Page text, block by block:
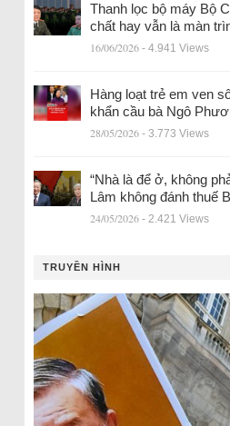
Thanh lọc bộ máy Bộ
chất hay vẫn là màn
16/06/2026 - 4.941 Views
Hàng loạt trẻ em ven
khẩn cầu bà Ngô
28/05/2026 - 3.773 Views
“Nhà là để ở, không
Lâm không đánh thuế
24/05/2026 - 2.421 Views
TRUYỀN HÌNH